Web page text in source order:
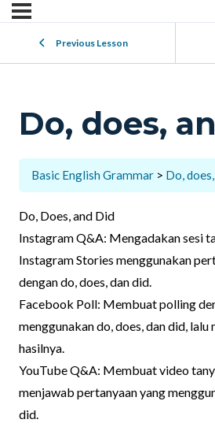
Previous Lesson
Do, does,
Basic English Grammar Do,
Do, Does, and Did
Instagram Q&A: Mengadakan sesi
Instagram Stories menggunakan
dengan do, does, dan did.
Facebook Poll: Membuat polling
menggunakan do, does, dan did, lalu
hasilnya.
YouTube Q&A: Membuat video
menjawab pertanyaan yang
did.